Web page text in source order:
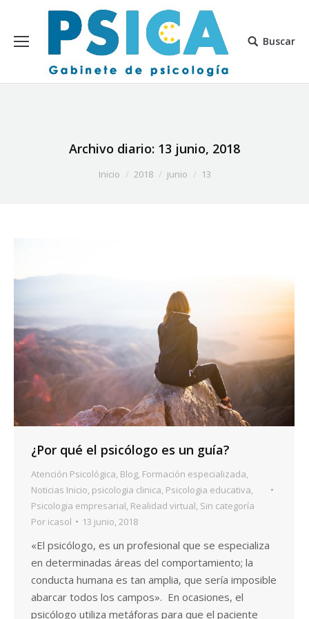
Buscar
Archivo diario: 13 junio, 2018
Inicio 2018 junio 13
¿Por qué el psicólogo es un guía?
Atención Psicológica Blog Formación especializada
Noticias Inicio psicologia clinica Psicologia educativa
Psicologia empresarial Realidad virtual Sin categoría
Por icasol 13 junio, 2018
«El psicólogo, es un profesional que se especializa
en determinadas áreas del comportamiento; la
conducta humana es tan amplia, que sería imposible
abarcar todos los campos». En ocasiones, el
psicólogo utiliza metáforas para que el paciente